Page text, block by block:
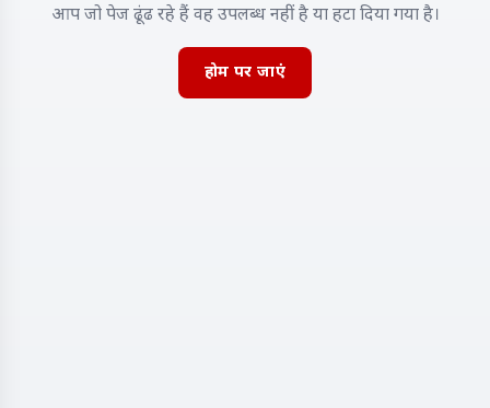
आप जो पेज ढूंढ रहे हैं वह उपलब्ध नहीं है या हटा दिया गया है।
होम पर जाएं